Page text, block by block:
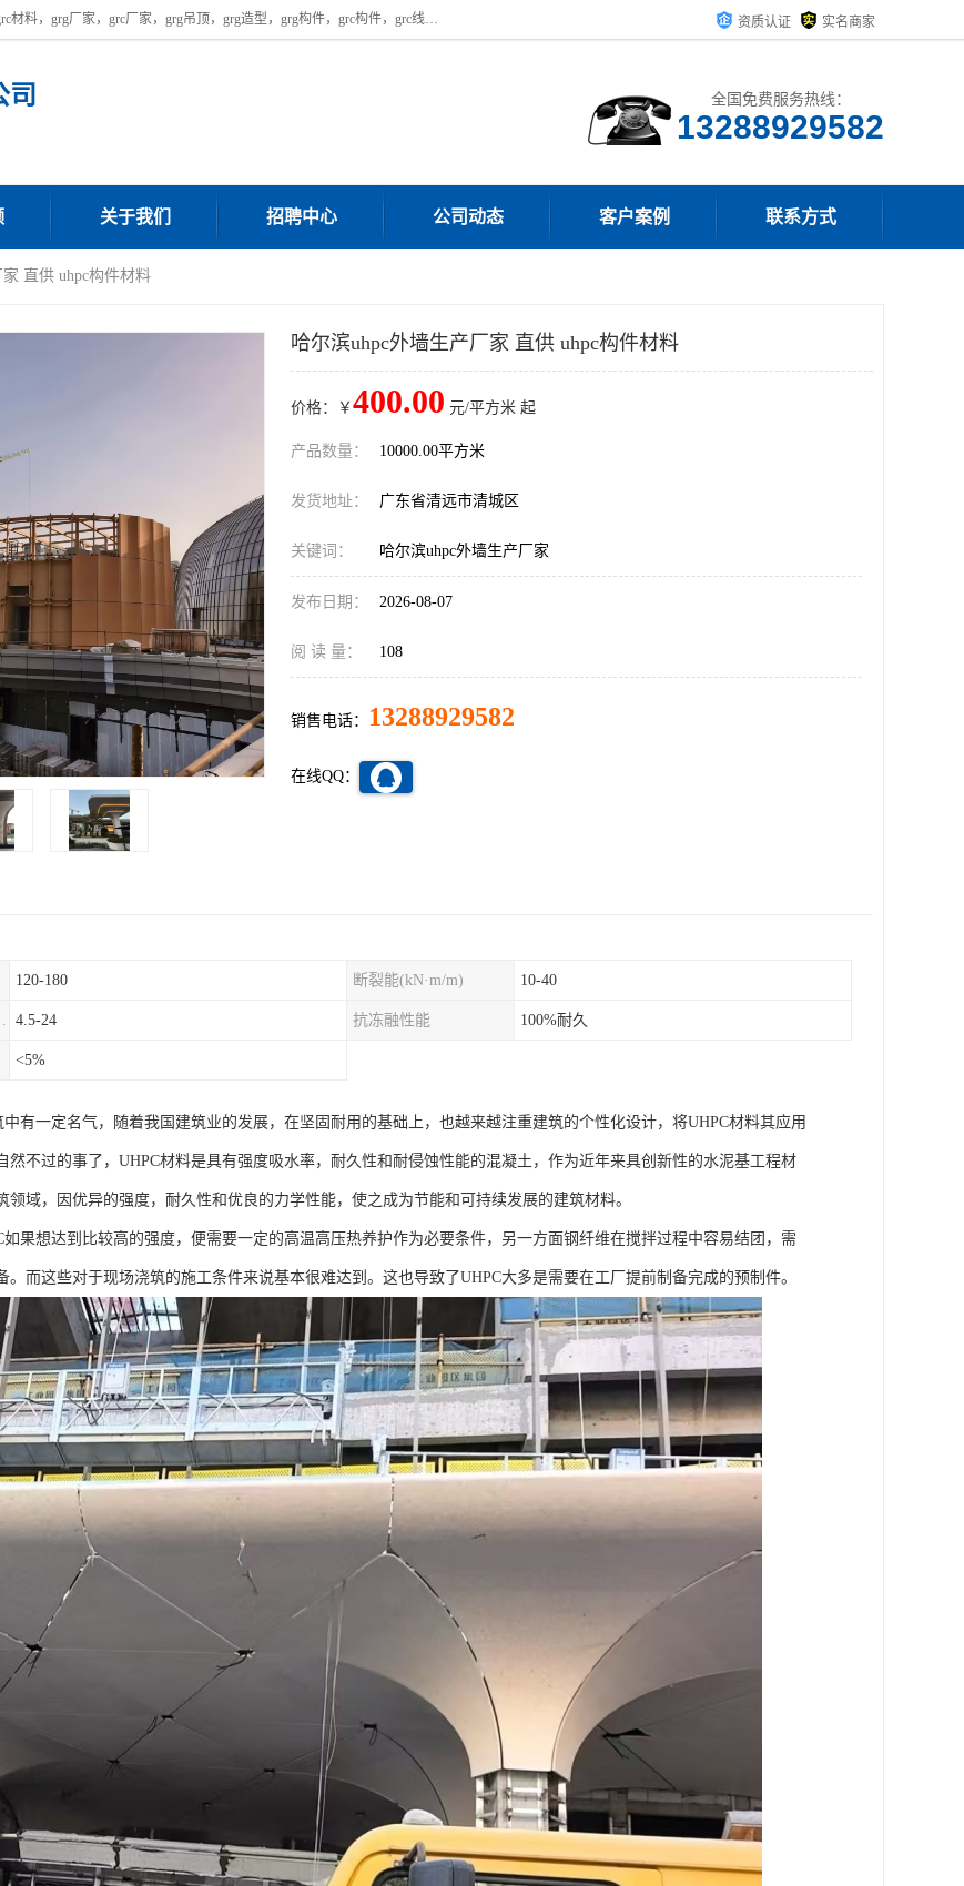
广东饰纪上品建材科技有限公司，主营广东grg厂家,广东grc厂家，grg材料，grc材料，grg厂家，grc厂家，grg吊顶，grg造型，grg构件，grc构件，grc线条，grc构件厂家,，grg材料生产厂家，grg材料定制，uhpc，uhpc厂家，uhpc外墙挂板，uhpc镂空幕墙板，厂房位于广东清远，如果您对我公司的产品服务感兴趣，请联系我们。 资质认证 实名商家
司 全国免费服务热线：
13288929582
关于我们 招聘中心 公司动态 客户案例 联系方式
直供 uhpc构件材料
哈尔滨uhpc外墙生产厂家 直供 uhpc构件材料
价格：￥ 400.00 元/平方米 起
产品数量： 10000.00平方米
发货地址： 广东省清远市清城区
关键词： 哈尔滨uhpc外墙生产厂家
发布日期： 2026-08-07
阅 读 量： 108
销售电话： 13288929582
在线QQ：
120-180 断裂能(kN·m/m) 10-40
4.5-24 抗冻融性能 100%耐久
<5%
中有一定名气，随着我国建筑业的发展，在坚固耐用的基础上，也越来越注重建筑的个性化设计，将UHPC材料其应用
然不过的事了，UHPC材料是具有强度吸水率，耐久性和耐侵蚀性能的混凝土，作为近年来具创新性的水泥基工程材
领域，因优异的强度，耐久性和优良的力学性能，使之成为节能和可持续发展的建筑材料。
如果想达到比较高的强度，便需要一定的高温高压热养护作为必要条件，另一方面钢纤维在搅拌过程中容易结团，需
。而这些对于现场浇筑的施工条件来说基本很难达到。这也导致了UHPC大多是需要在工厂提前制备完成的预制件。